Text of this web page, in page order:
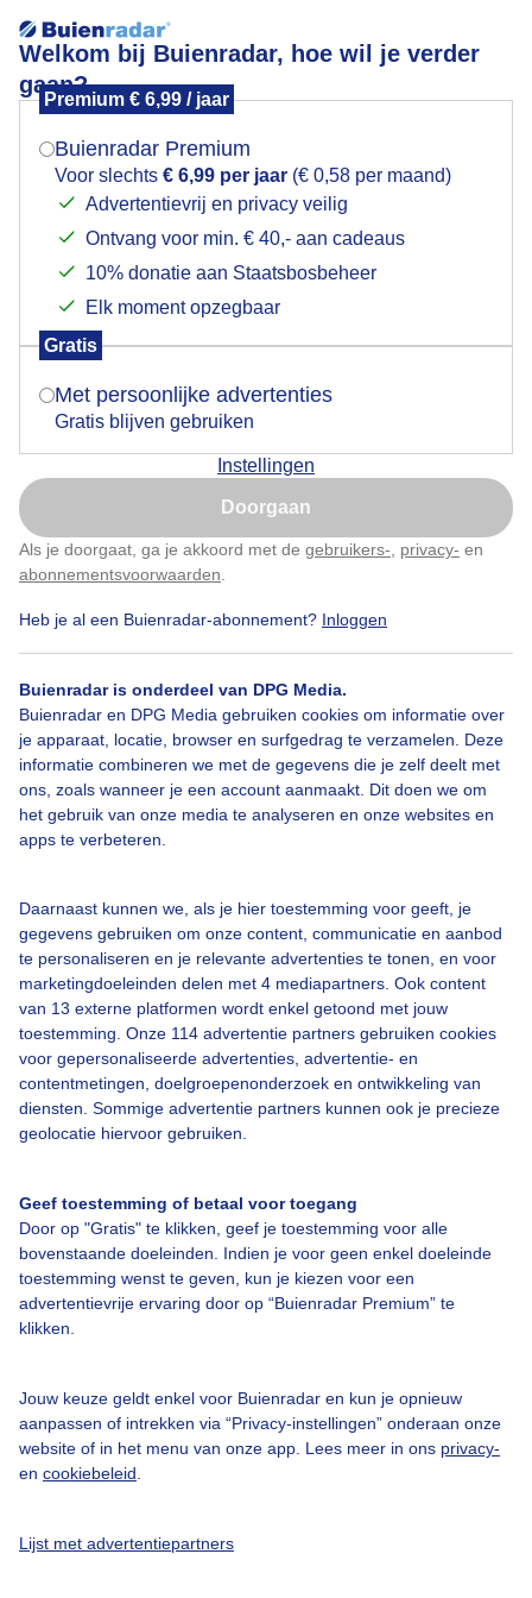
Welkom bij Buienradar, hoe wil je verder
gaan?
Premium € 6,99 / jaar
Buienradar Premium
Voor slechts € 6,99 per jaar (€ 0,58 per maand)
Advertentievrij en privacy veilig
Ontvang voor min. € 40,- aan cadeaus
10% donatie aan Staatsbosbeheer
Elk moment opzegbaar
Gratis
Met persoonlijke advertenties
Gratis blijven gebruiken
Instellingen
Doorgaan
Als je doorgaat, ga je akkoord met de gebruikers- privacy- en
abonnementsvoorwaarden
Heb je al een Buienradar-abonnement? Inloggen
Buienradar is onderdeel van DPG Media.
Buienradar en DPG Media gebruiken cookies om informatie over
je apparaat, locatie, browser en surfgedrag te verzamelen. Deze
informatie combineren we met de gegevens die je zelf deelt met
ons, zoals wanneer je een account aanmaakt. Dit doen we om
het gebruik van onze media te analyseren en onze websites en
apps te verbeteren.
Daarnaast kunnen we, als je hier toestemming voor geeft, je
gegevens gebruiken om onze content, communicatie en aanbod
te personaliseren en je relevante advertenties te tonen, en voor
marketingdoeleinden delen met 4 mediapartners. Ook content
van 13 externe platformen wordt enkel getoond met jouw
toestemming. Onze 114 advertentie partners gebruiken cookies
voor gepersonaliseerde advertenties, advertentie- en
contentmetingen, doelgroepenonderzoek en ontwikkeling van
diensten. Sommige advertentie partners kunnen ook je precieze
geolocatie hiervoor gebruiken.
Geef toestemming of betaal voor toegang
Door op "Gratis" te klikken, geef je toestemming voor alle
bovenstaande doeleinden. Indien je voor geen enkel doeleinde
toestemming wenst te geven, kun je kiezen voor een
advertentievrije ervaring door op “Buienradar Premium” te
klikken.
Jouw keuze geldt enkel voor Buienradar en kun je opnieuw
aanpassen of intrekken via “Privacy-instellingen” onderaan onze
website of in het menu van onze app. Lees meer in ons privacy-
en cookiebeleid
Lijst met advertentiepartners
Waterhond
Door: Jolanda Bakker Gemaakt: 12-06-2026, 91x bekeken
Regen
Bekijk slideshow
Over Buienradar
Bedrijfsgegevens
Contact
Toegankelijkheid
Gebruikersvoorwaarden
Adverteren
Privacy beleid
Cookie beleid
Mogen we je locatie gebruiken voor het
Indien je hier nog geen akkoord op hebt gegeven,
verschijnt er zo een pop-up uit je browser waarin
Is goed, toon de popup
Nu niet, misschien later
Klik hierom dit aan te passen